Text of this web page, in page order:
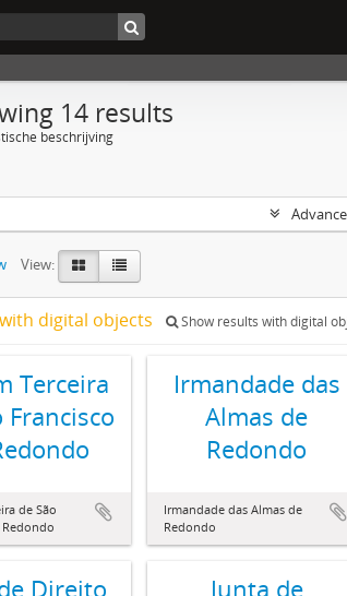
14 results
beschrijving
View:
digital objects Show results with digital
Terceira
Francisco
de São
Redondo
Irmandade das
Almas de
Redondo
Irmandade das Almas de
Redondo
Direito
Junta de